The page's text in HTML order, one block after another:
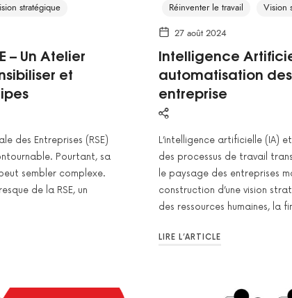
stratégique
– Un Atelier
et
des Entreprises (RSE)
Pourtant, sa
sembler complexe.
de la RSE, un
Réinventer le travail
Vision
27 août 2024
Intelligence
automatisation
entreprise
L’intelligence artificielle (IA)
des processus de travail
le paysage des entreprises
construction d’une vision
des ressources humaines, la
LIRE L’ARTICLE